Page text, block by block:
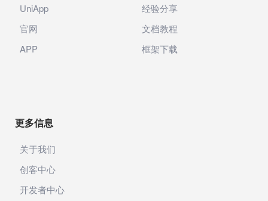
UniApp
官网
APP
经验分享
文档教程
框架下载
更多信息
关于我们
创客中心
开发者中心